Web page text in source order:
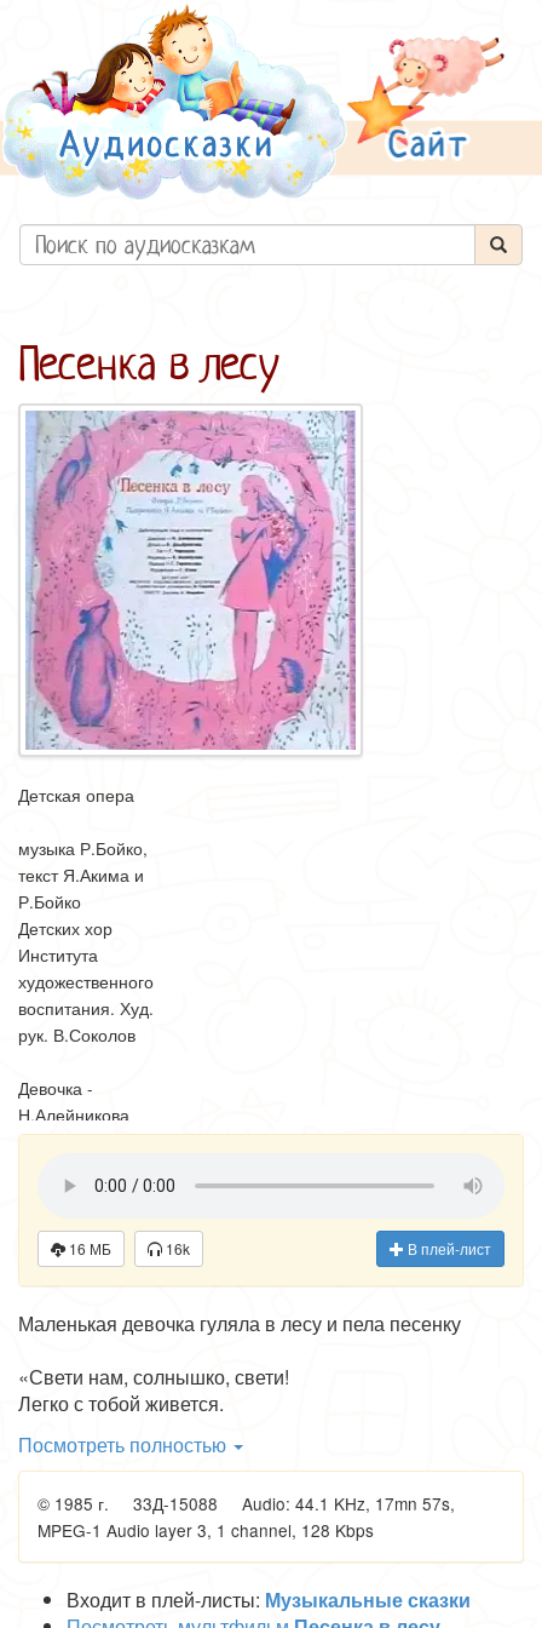
Песенка в лесу
Детская опера
музыка Р.Бойко,
текст Я.Акима и
Р.Бойко
Детских хор
Института
художественного
воспитания. Худ.
рук. В.Соколов
Девочка -
Н.Алейникова
Дятел -
Еж - Г.Чернецов
Е.Белопухова
Квакша -
Журавлиха -
От автора -
Николай
Литвинов
Оркестр.Дирижер
16 МБ 16k В плей-лист
Маленькая девочка гуляла в лесу и пела песенку
«Свети нам, солнышко, свети!
Легко с тобой живется.
Сама собой поется.
От нас за тучи-облака
Не уходи, не надо -
И лес, и поле, и река
Теплу и солнцу рады.
Послушай песенку мою:
Свети с утра до ночи!
Посмотреть полностью
© 1985 г. 33Д-15088 Audio: 44.1 KHz, 17mn 57s,
MPEG-1 Audio layer 3, 1 channel, 128 Kbps
Входит в плей-листы: Музыкальные сказки